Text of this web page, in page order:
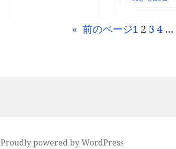
« 前のページ1 2 3 4 …
Proudly powered by WordPress